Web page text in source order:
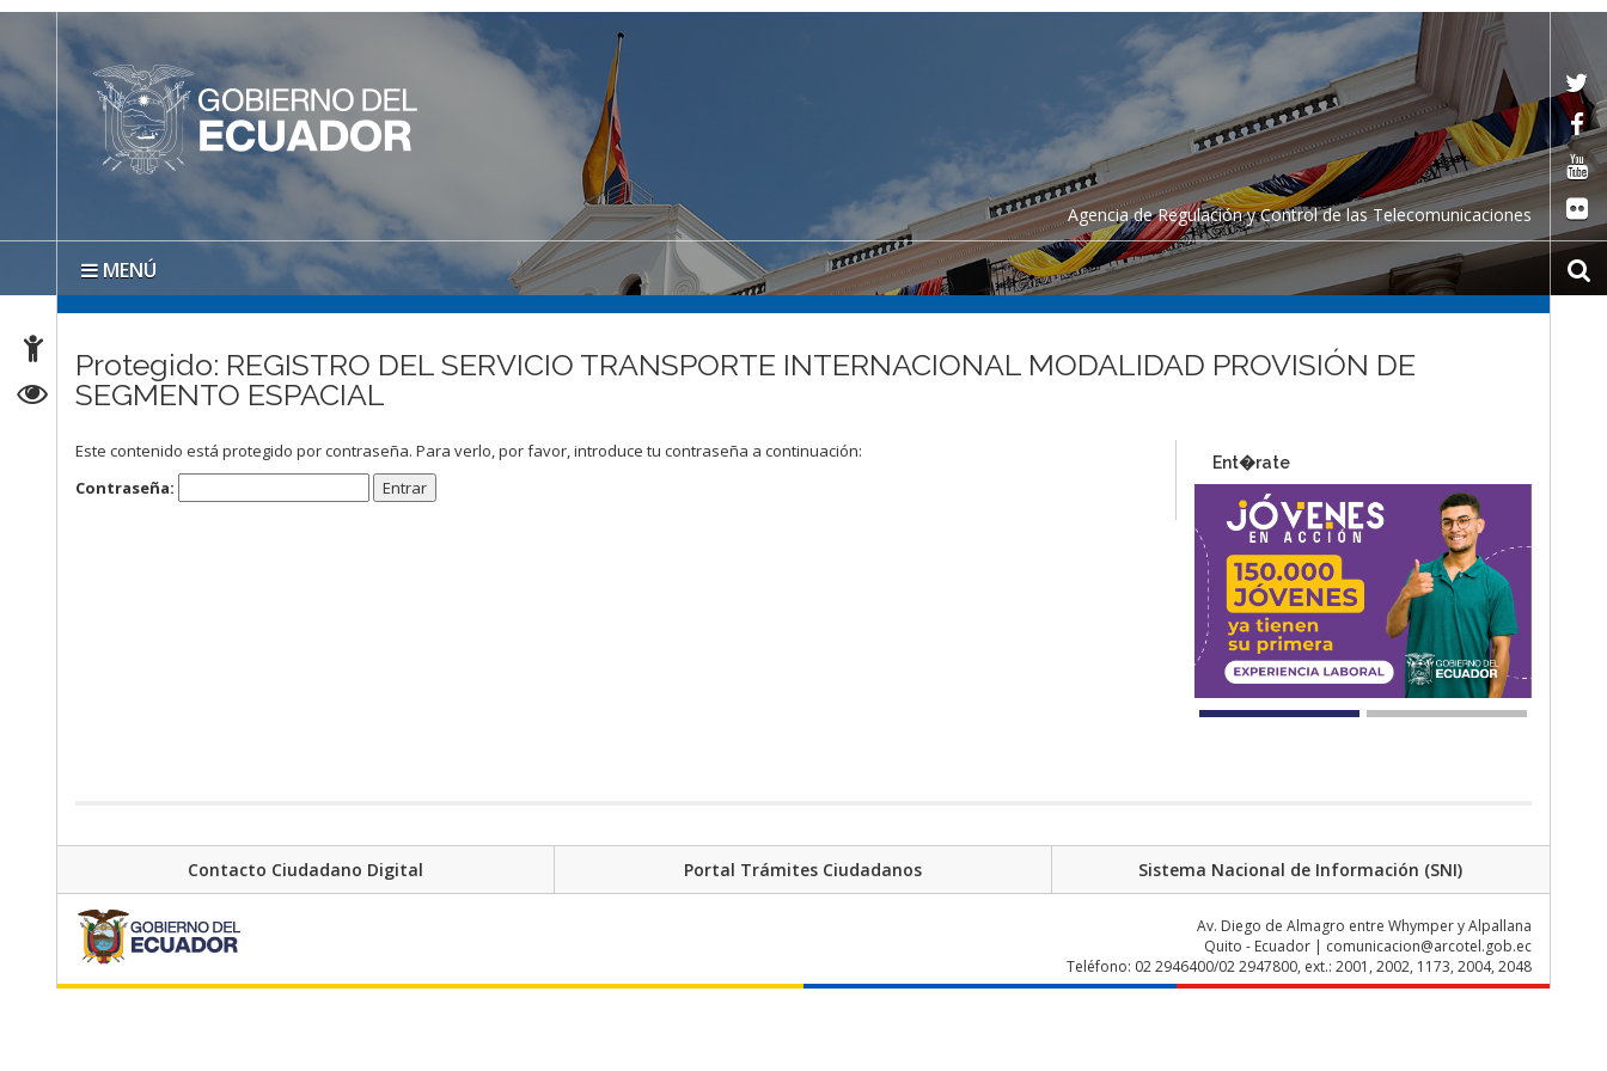
Agencia de Regulación y Control de las Telecomunicaciones
MENÚ
Protegido: REGISTRO DEL SERVICIO TRANSPORTE INTERNACIONAL MODALIDAD PROVISIÓN DE
SEGMENTO ESPACIAL
Este contenido está protegido por contraseña. Para verlo, por favor, introduce tu contraseña a continuación:
Contraseña:
Ent�rate
Contacto Ciudadano Digital Portal Trámites Ciudadanos Sistema Nacional de Información (SNI)
Av. Diego de Almagro entre Whymper y Alpallana
Quito - Ecuador | comunicacion@arcotel.gob.ec
Teléfono: 02 2946400/02 2947800, ext.: 2001, 2002, 1173, 2004, 2048